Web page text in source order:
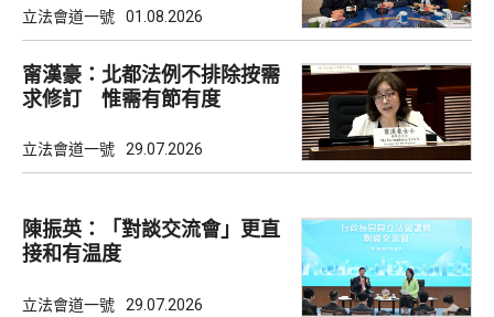
立法會道一號 01.08.2026
甯漢豪：北都法例不排除按需
求修訂 惟需有節有度
立法會道一號 29.07.2026
陳振英：「對談交流會」更直
接和有温度
立法會道一號 29.07.2026